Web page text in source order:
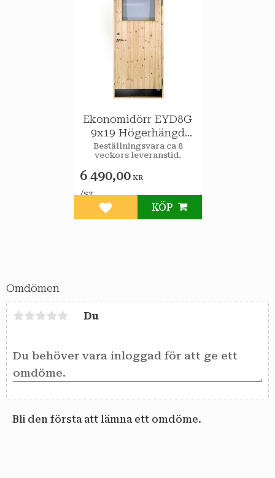
Omdömen
Du
Bli den första att lämna ett omdöme.
Ekonomidörr EYD8G
9x19 Högerhängd
STAR Varmförråd 2-
glas isolerruta
Beställningsvara ca 8
veckors leveranstid.
6 490,00KR
/ST
Lägg till i favoriter
KÖP